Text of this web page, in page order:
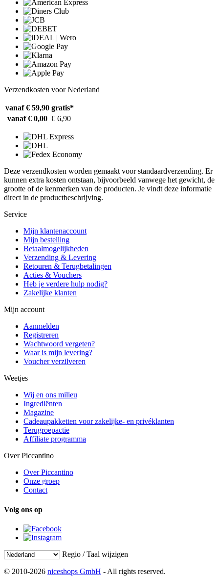
Verzendkosten voor Nederland
vanaf € 59,90 gratis*
vanaf € 0,00 € 6,90
Deze verzendkosten worden gemaakt voor standaardverzending. Er
kunnen extra kosten ontstaan, bijvoorbeeld vanwege het gewicht, de
grootte of de kenmerken van de producten. Je vindt deze informatie
direct in de productbeschrijving.
Service
Mijn klantenaccount
Mijn bestelling
Betaalmogelijkheden
Verzending & Levering
Retouren & Terugbetalingen
Acties & Vouchers
Heb je verdere hulp nodig?
Zakelijke klanten
Mijn account
Aanmelden
Registreren
Wachtwoord vergeten?
Waar is mijn levering?
Voucher verzilveren
Weetjes
Wij en ons milieu
Ingrediënten
Magazine
Cadeaupakketten voor zakelijke- en privéklanten
Terugroepactie
Affiliate programma
Over Piccantino
Over Piccantino
Onze groep
Contact
Volg ons op
Regio / Taal wijzigen
© 2010-2026 niceshops GmbH - All rights reserved.